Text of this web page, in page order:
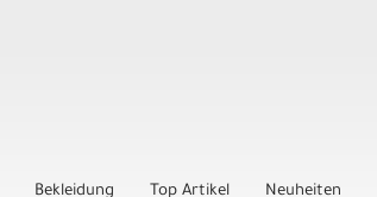
Bekleidung Top Artikel Neuheiten